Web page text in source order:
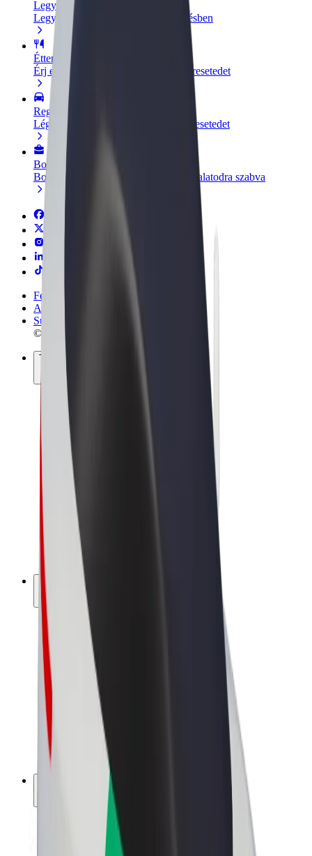
Legyél futár
Legyél futár és részesülj heti kifizetésben
Étterem vagy üzlet hozzáadása
Érj el több felhasználót és növeld keresetedet
Regisztrálj flottatulajdonosként
Légy Bolt flottapartner és növeld keresetedet
Bolt for Business
Bolt termékek és szolgáltatások a vállalatodra szabva
Felhasználási feltételek
Adatvédelem
Sütik
© 2026 Bolt Technology OÜ
Termékek
Utazás
Rollerek
Bolt Market
Bolt Food
Bolt Drive
Bolt cégeknek
E-kerékpárok
Bolt Plus
Keress a Bolttal
Sofőrök
Sofőr kereset
Futárok
Futár kereset
Bolt Food kereskedők
Franchise-ok